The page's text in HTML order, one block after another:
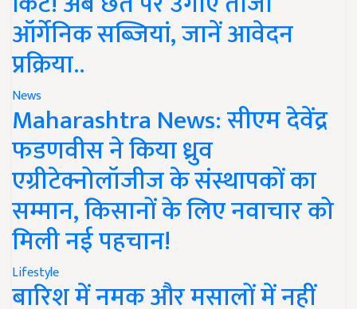
ऑर्गेनिक सब्जियां, जानें आवेदन
प्रक्रिया..
News
Maharashtra News: सीएम देवेंद्र
फडणवीस ने किया ध्रुव
एग्रीटेक्नोलॉजीज के संस्थापकों का
सम्मान, किसानों के लिए नवाचार को
मिली नई पहचान!
Lifestyle
बारिश में नमक और मसालों में नहीं